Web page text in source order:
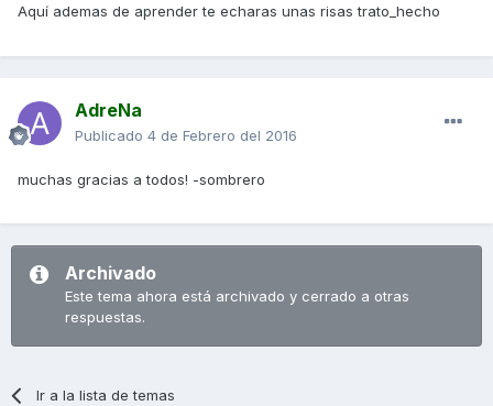
Aquí ademas de aprender te echaras unas risas trato_hecho
AdreNa
Publicado 4 de Febrero del 2016
muchas gracias a todos! -sombrero
Archivado
Este tema ahora está archivado y cerrado a otras
respuestas.
Ir a la lista de temas